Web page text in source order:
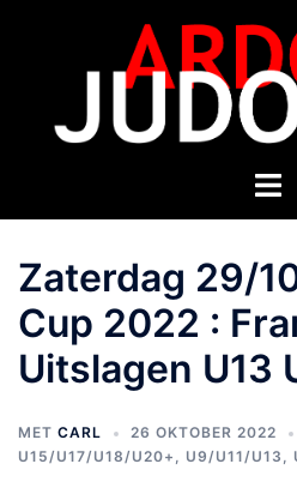
Zaterdag 29/
Cup 2022 :
Uitslagen U13
MET CARL
26 OKTOBER 2022
U15/U17/U18/U20+ , U9/U11/U13 ,